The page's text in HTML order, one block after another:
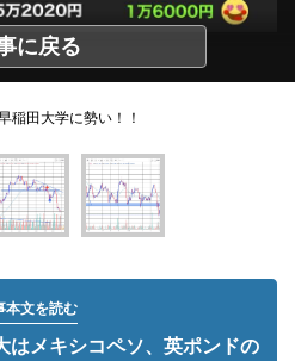
に戻る
稲田大学に勢い！！
本文を読む
はメキシコペソ、英ポンドの